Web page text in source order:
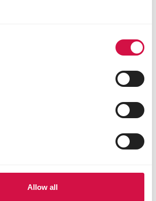
Allow all
Hund Sie weiter an (blickt also nicht
Ihren Hund GENAU zu dem
Treten Sie dann resolut und
zu spät dran und Ihr Hund hat
zu IGNORIEREN. Denken Sie